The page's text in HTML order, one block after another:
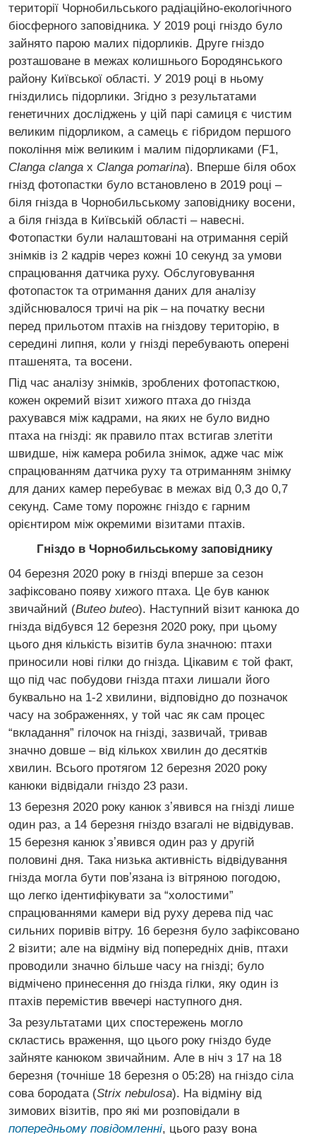
території Чорнобильського радіаційно-екологічного
біосферного заповідника. У 2019 році гніздо було
зайнято парою малих підорликів. Друге гніздо
розташоване в межах колишнього Бородянського
району Київської області. У 2019 році в ньому
гніздились підорлики. Згідно з результатами
генетичних досліджень у цій парі самиця є чистим
великим підорликом, а самець є гібридом першого
покоління між великим і малим підорликами (F1,
Clanga clanga x Clanga pomarina). Вперше біля обох
гнізд фотопастки було встановлено в 2019 році –
біля гнізда в Чорнобильському заповіднику восени,
а біля гнізда в Київській області – навесні.
Фотопастки були налаштовані на отримання серій
знімків із 2 кадрів через кожні 10 секунд за умови
спрацювання датчика руху. Обслуговування
фотопасток та отримання даних для аналізу
здійснювалося тричі на рік – на початку весни
перед прильотом птахів на гніздову територію, в
середині липня, коли у гнізді перебувають оперені
пташенята, та восени.
Під час аналізу знімків, зроблених фотопасткою,
кожен окремий візит хижого птаха до гнізда
рахувався між кадрами, на яких не було видно
птаха на гнізді: як правило птах встигав злетіти
швидше, ніж камера робила знімок, адже час між
спрацюванням датчика руху та отриманням знімку
для даних камер перебуває в межах від 0,3 до 0,7
секунд. Саме тому порожнє гніздо є гарним
орієнтиром між окремими візитами птахів.
Гніздо в Чорнобильському заповіднику
04 березня 2020 року в гнізді вперше за сезон
зафіксовано появу хижого птаха. Це був канюк
звичайний (Buteo buteo). Наступний візит канюка до
гнізда відбувся 12 березня 2020 року, при цьому
цього дня кількість візитів була значною: птахи
приносили нові гілки до гнізда. Цікавим є той факт,
що під час побудови гнізда птахи лишали його
буквально на 1-2 хвилини, відповідно до позначок
часу на зображеннях, у той час як сам процес
“вкладання” гілочок на гнізді, зазвичай, тривав
значно довше – від кількох хвилин до десятків
хвилин. Всього протягом 12 березня 2020 року
канюки відвідали гніздо 23 рази.
13 березня 2020 року канюк зʼявився на гнізді лише
один раз, а 14 березня гніздо взагалі не відвідував.
15 березня канюк зʼявився один раз у другій
половині дня. Така низька активність відвідування
гнізда могла бути повʼязана із вітряною погодою,
що легко ідентифікувати за “холостими”
спрацюваннями камери від руху дерева під час
сильних поривів вітру. 16 березня було зафіксовано
2 візити; але на відміну від попередніх днів, птахи
проводили значно більше часу на гнізді; було
відмічено принесення до гнізда гілки, яку один із
птахів перемістив ввечері наступного дня.
За результатами цих спостережень могло
скластись враження, що цього року гніздо буде
зайняте канюком звичайним. Але в ніч з 17 на 18
березня (точніше 18 березня о 05:28) на гніздо сіла
сова бородата (Strix nebulosa). На відміну від
зимових візитів, про які ми розповідали в
попередньому повідомленні, цього разу вона